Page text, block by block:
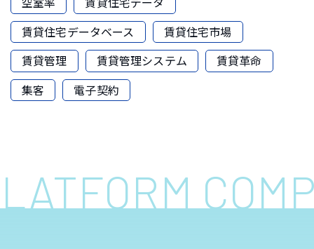
賃貸住宅データベース
賃貸住宅市場
賃貸管理
賃貸管理システム
賃貸革命
集客
電子契約